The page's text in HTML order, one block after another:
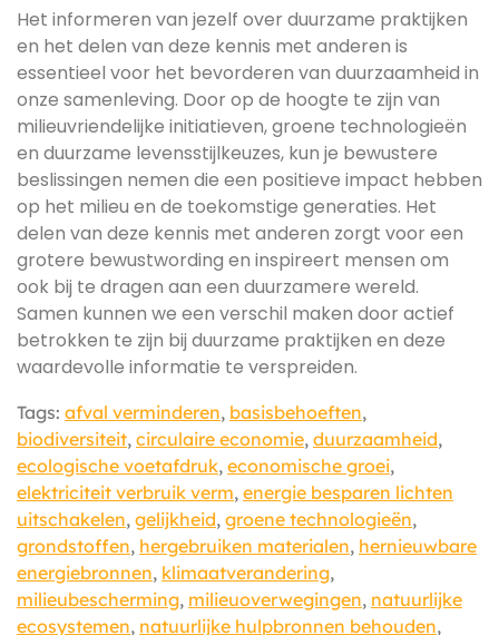
Het informeren van jezelf over duurzame praktijken
en het delen van deze kennis met anderen is
essentieel voor het bevorderen van duurzaamheid in
onze samenleving. Door op de hoogte te zijn van
milieuvriendelijke initiatieven, groene technologieën
en duurzame levensstijlkeuzes, kun je bewustere
beslissingen nemen die een positieve impact hebben
op het milieu en de toekomstige generaties. Het
delen van deze kennis met anderen zorgt voor een
grotere bewustwording en inspireert mensen om
ook bij te dragen aan een duurzamere wereld.
Samen kunnen we een verschil maken door actief
betrokken te zijn bij duurzame praktijken en deze
waardevolle informatie te verspreiden.
Tags: afval verminderen, basisbehoeften,
biodiversiteit, circulaire economie, duurzaamheid,
ecologische voetafdruk, economische groei,
elektriciteit verbruik verm, energie besparen lichten
uitschakelen, gelijkheid, groene technologieën,
grondstoffen, hergebruiken materialen, hernieuwbare
energiebronnen, klimaatverandering,
milieubescherming, milieuoverwegingen, natuurlijke
ecosystemen, natuurlijke hulpbronnen behouden,